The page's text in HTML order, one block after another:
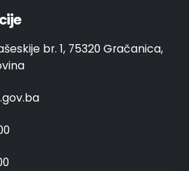
br. 1, 75320 Gračanica,